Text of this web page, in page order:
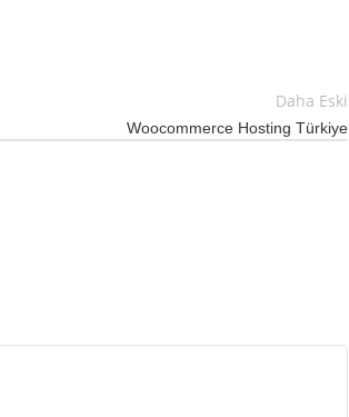
Daha Eski
Woocommerce Hosting Türkiye